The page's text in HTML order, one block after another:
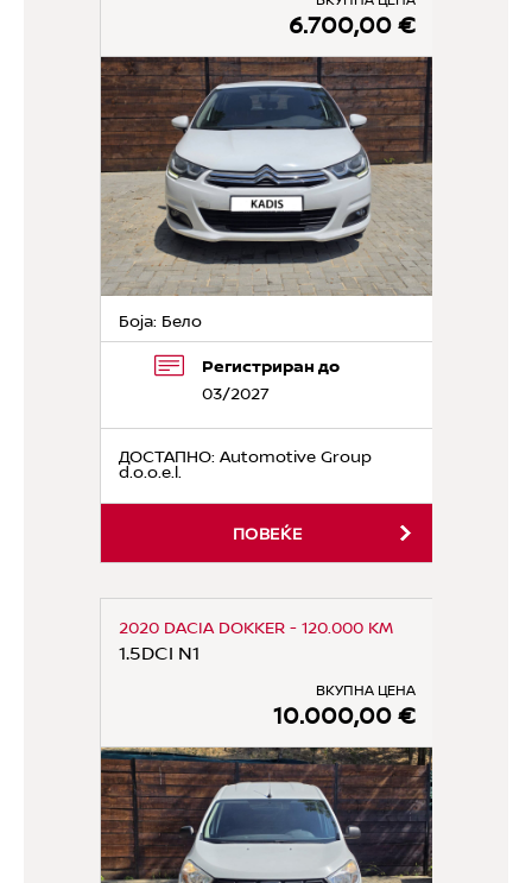
6.700,00 €
Боја: Бело
Регистриран до
03/2027
ДОСТАПНО: Automotive Group
d.o.o.e.l.
ПОВЕЌЕ
2020 DACIA DOKKER - 120.000 KM
1.5DCI N1
ВКУПНА ЦЕНА
10.000,00 €